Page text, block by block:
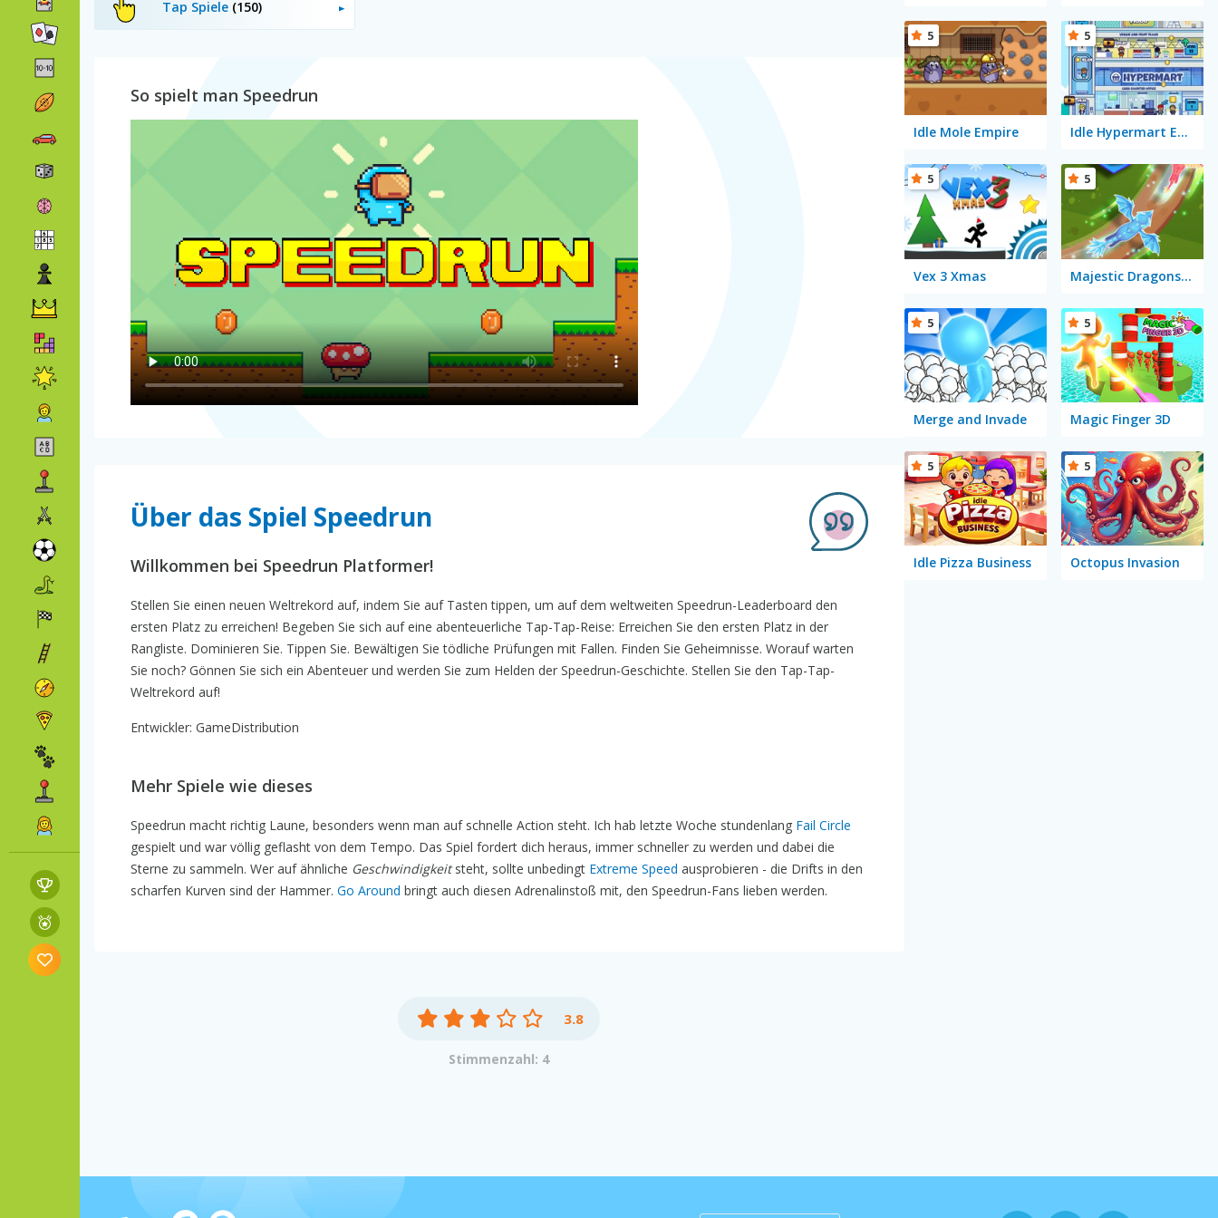
Tap Spiele (150)
So spielt man Speedrun
Über das Spiel Speedrun
Willkommen bei Speedrun Platformer!
Stellen Sie einen neuen Weltrekord auf, indem Sie auf Tasten tippen, um auf dem weltweiten Speedrun-Leaderboard den
ersten Platz zu erreichen! Begeben Sie sich auf eine abenteuerliche Tap-Tap-Reise: Erreichen Sie den ersten Platz in der
Rangliste. Dominieren Sie. Tippen Sie. Bewältigen Sie tödliche Prüfungen mit Fallen. Finden Sie Geheimnisse. Worauf warten
Sie noch? Gönnen Sie sich ein Abenteuer und werden Sie zum Helden der Speedrun-Geschichte. Stellen Sie den Tap-Tap-
Weltrekord auf!
Entwickler: GameDistribution
Mehr Spiele wie dieses
Speedrun macht richtig Laune, besonders wenn man auf schnelle Action steht. Ich hab letzte Woche stundenlang Fail Circle
gespielt und war völlig geflasht von dem Tempo. Das Spiel fordert dich heraus, immer schneller zu werden und dabei die
Sterne zu sammeln. Wer auf ähnliche Geschwindigkeitsteht, sollte unbedingt Extreme Speed ausprobieren - die Drifts in den
scharfen Kurven sind der Hammer. Go Around bringt auch diesen Adrenalinstoß mit, den Speedrun-Fans lieben werden.
3.8
Stimmenzahl: 4
Idle Mole Empire
5
Idle Hypermart Empire
5
Vex 3 Xmas
5
Majestic Dragons Merge
5
Merge and Invade
5
Magic Finger 3D
5
Idle Pizza Business
5
Octopus Invasion
5